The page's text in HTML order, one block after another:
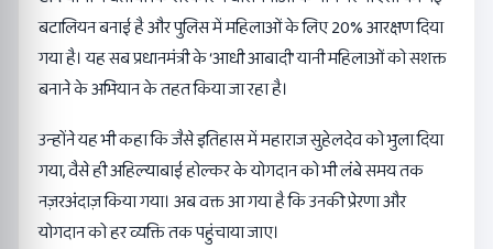
बटालियन बनाई है और पुलिस में महिलाओं के लिए 20% आरक्षण दिया
गया है। यह सब प्रधानमंत्री के ‘आधी आबादी’ यानी महिलाओं को सशक्त
बनाने के अभियान के तहत किया जा रहा है।
उन्होंने यह भी कहा कि जैसे इतिहास में महाराज सुहेलदेव को भुला दिया
गया, वैसे ही अहिल्याबाई होल्कर के योगदान को भी लंबे समय तक
नज़रअंदाज़ किया गया। अब वक्त आ गया है कि उनकी प्रेरणा और
योगदान को हर व्यक्ति तक पहुंचाया जाए।